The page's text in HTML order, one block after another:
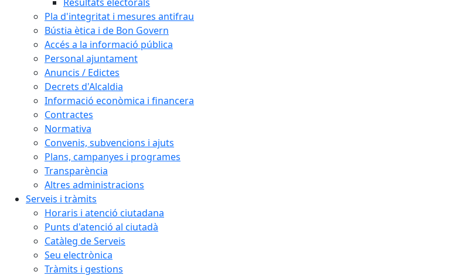
Pla d'integritat i mesures antifrau
Bústia ètica i de Bon Govern
Accés a la informació pública
Personal ajuntament
Anuncis / Edictes
Decrets d'Alcaldia
Informació econòmica i financera
Contractes
Normativa
Convenis, subvencions i ajuts
Plans, campanyes i programes
Transparència
Altres administracions
Serveis i tràmits
Horaris i atenció ciutadana
Punts d'atenció al ciutadà
Catàleg de Serveis
Seu electrònica
Tràmits i gestions